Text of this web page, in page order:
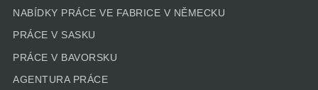
NABÍDKY PRÁCE VE FABRICE V NĚMECKU
PRÁCE V SASKU
PRÁCE V BAVORSKU
AGENTURA PRÁCE